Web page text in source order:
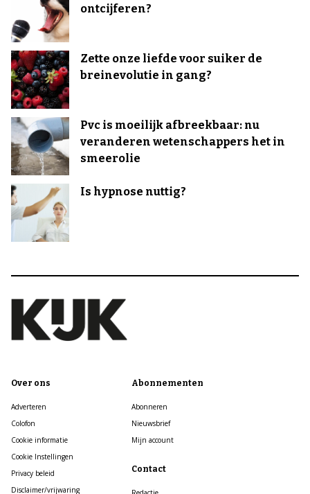
ontcijferen?
Zette onze liefde voor suiker de
breinevolutie in gang?
Pvc is moeilijk afbreekbaar: nu
veranderen wetenschappers het in
smeerolie
Is hypnose nuttig?
Over ons
Adverteren
Colofon
Cookie informatie
Cookie Instellingen
Privacy beleid
Disclaimer/vrijwaring
Abonnementen
Abonneren
Nieuwsbrief
Mijn account
Contact